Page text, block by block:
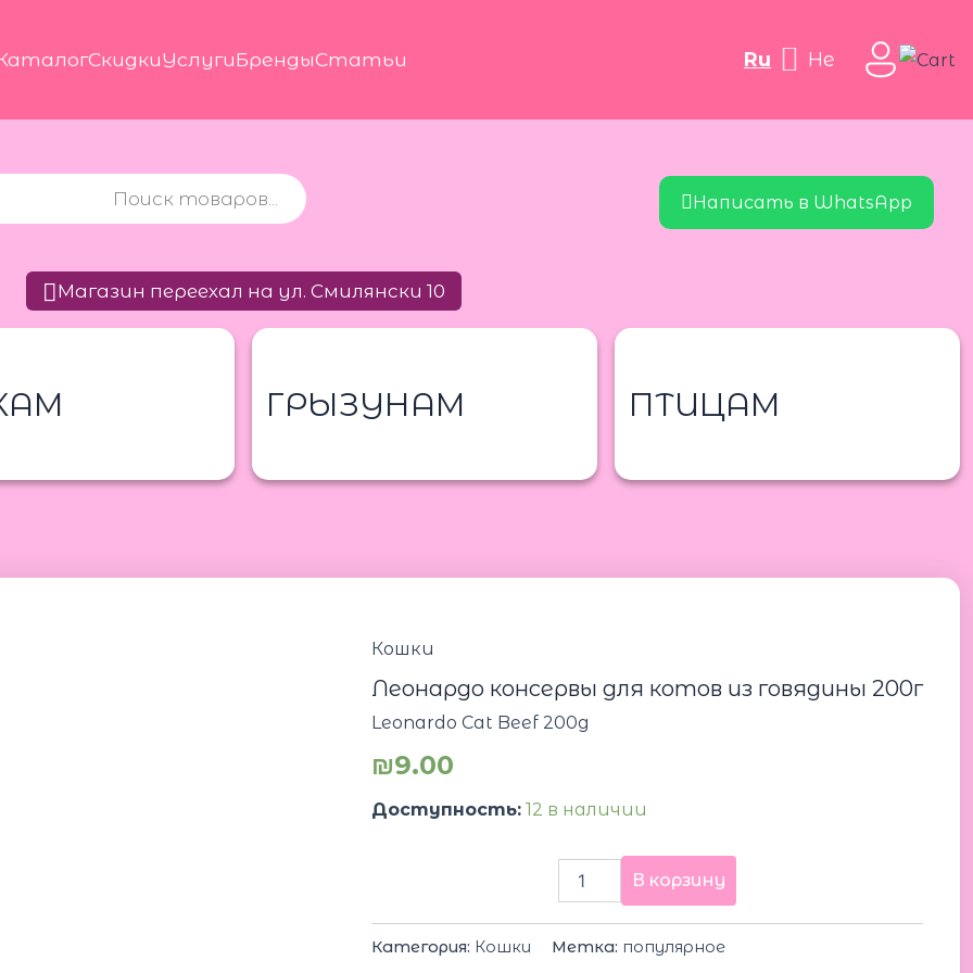
ru he
СкидкиУслугиБрендыСтатьи
Написать в WhatsApp
Магазин переехал на ул. Смилянски 10
ГРЫЗУНАМ ПТИЦАМ
Кошки
Леонардо консервы для котов из говядины 200г
Leonardo Cat Beef 200g
₪9.00
Доступность: 12 в наличии
200g
Леонардо
из
В корзину
Категория: Кошки Метка: популярное